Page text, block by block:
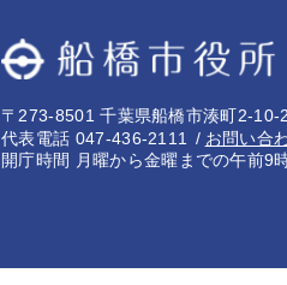
〒273-8501 千葉県船橋市湊町2-10-
代表電話 047-436-2111
お問い合
開庁時間 月曜から金曜までの午前9